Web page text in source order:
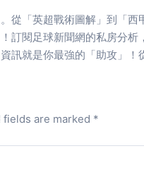
從「英超戰術圖解」到「
訂閱足球新聞網的私房分析
訊就是你最強的「助攻」
fields are marked *